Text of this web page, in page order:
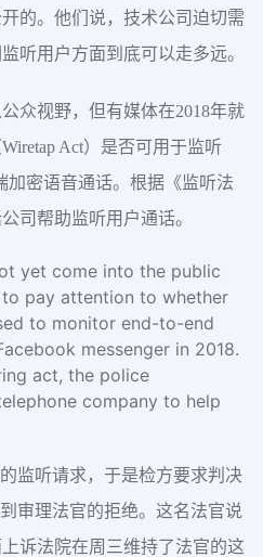
的。他们说，技术公司迫切需
听用户方面到底可以走多远。
众视野，但有媒体在2018年就
Act）是否可用于监听
加密语音通话。根据《监听法
司帮助监听用户通话。
yet come into the public
pay attention to whether
to monitor end-to-end
messenger in 2018.
act, the police
company to help
监听请求，于是检方要求判决
审理法官的拒绝。这名法官说
诉法院在周三维持了法官的这